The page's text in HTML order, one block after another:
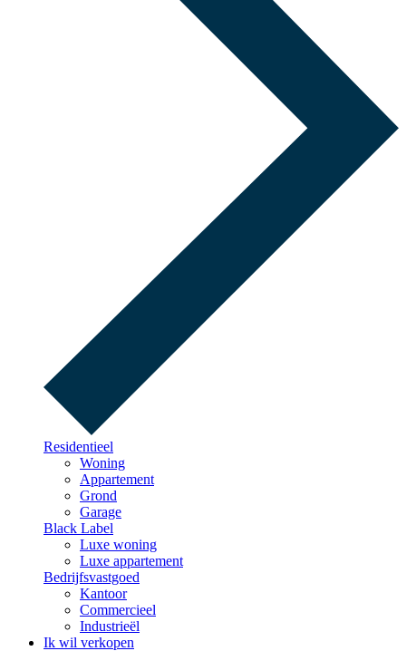
Residentieel
Woning
Appartement
Grond
Garage
Black Label
Luxe woning
Luxe appartement
Bedrijfsvastgoed
Kantoor
Commercieel
Industrieël
Ik wil verkopen